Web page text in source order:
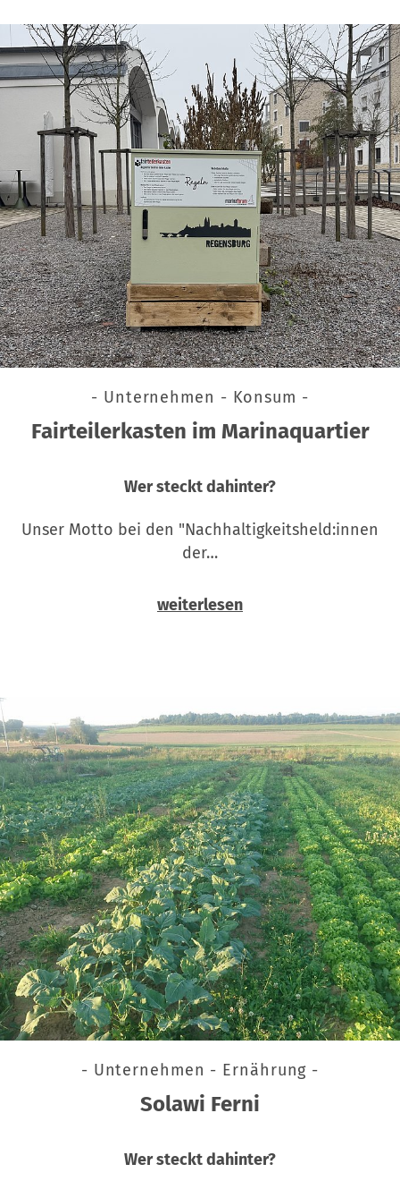
- Unternehmen - Konsum -
Fairteilerkasten im Marinaquartier
Wer steckt dahinter?
Unser Motto bei den "Nachhaltigkeitsheld:innen
der…
weiterlesen
- Unternehmen - Ernährung -
Solawi Ferni
Wer steckt dahinter?